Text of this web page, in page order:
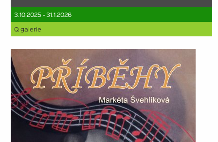
3.10.2025 - 31.1.2026
Q galerie